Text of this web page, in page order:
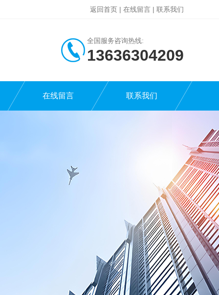
返回首页 | 在线留言 | 联系我们
全国服务咨询热线:
13636304209
在线留言 联系我们